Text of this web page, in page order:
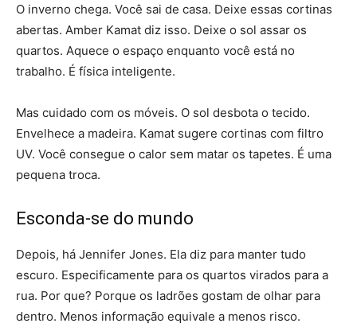
O inverno chega. Você sai de casa. Deixe essas cortinas
abertas. Amber Kamat diz isso. Deixe o sol assar os
quartos. Aquece o espaço enquanto você está no
trabalho. É física inteligente.
Mas cuidado com os móveis. O sol desbota o tecido.
Envelhece a madeira. Kamat sugere cortinas com filtro
UV. Você consegue o calor sem matar os tapetes. É uma
pequena troca.
Esconda-se do mundo
Depois, há Jennifer Jones. Ela diz para manter tudo
escuro. Especificamente para os quartos virados para a
rua. Por que? Porque os ladrões gostam de olhar para
dentro. Menos informação equivale a menos risco.